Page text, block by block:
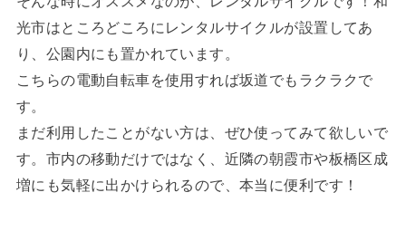
光市はところどころにレンタルサイクルが設置してあ
り、公園内にも置かれています。
こちらの電動自転車を使用すれば坂道でもラクラクで
す。
まだ利用したことがない方は、ぜひ使ってみて欲しいで
す。市内の移動だけではなく、近隣の朝霞市や板橋区成
増にも気軽に出かけられるので、本当に便利です！